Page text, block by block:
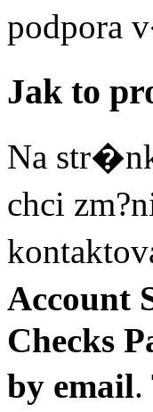
podpora
Jak to
Na
chci
Account
Checks
by email.